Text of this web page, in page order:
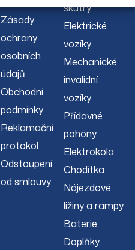
Zásady
ochrany
osobních
údajů
Obchodní
podmínky
Reklamační
protokol
Odstoupení
od smlouvy
skútry
Elektrické
vozíky
Mechanické
invalidní
vozíky
Přídavné
pohony
Elektrokola
Chodítka
Nájezdové
ližiny a rampy
Baterie
Doplňky